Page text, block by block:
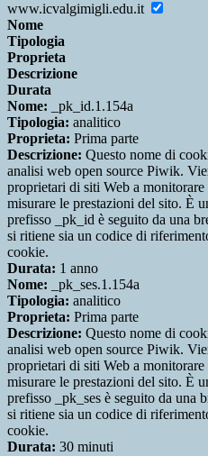
www.icvalgimigli.edu.it
Nome
Tipologia
Proprieta
Descrizione
Durata
Nome: _pk_id.1.154a
Tipologia: analitico
Proprieta: Prima parte
Descrizione: Questo nome di
analisi web open source Piwik.
proprietari di siti Web a
misurare le prestazioni del sito. È
prefisso _pk_id è seguito da una
si ritiene sia un codice di
cookie.
Durata: 1 anno
Nome: _pk_ses.1.154a
Tipologia: analitico
Proprieta: Prima parte
Descrizione: Questo nome di
analisi web open source Piwik.
proprietari di siti Web a
misurare le prestazioni del sito. È
prefisso _pk_ses è seguito da una
si ritiene sia un codice di
cookie.
Durata: 30 minuti